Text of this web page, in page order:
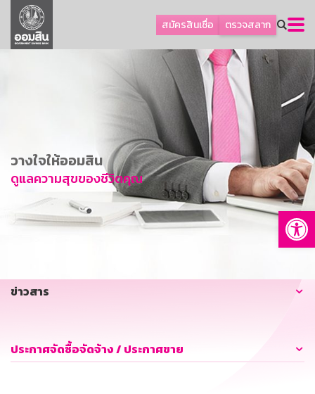
สมัครสินเชื่อ ตรวจสลาก
ลูกค้าธุรกิจ
ลูกค้าผู้ประกอบรายย่อย
การพัฒนาที่ยั่งยืน
ข่าวสาร
บริการทางการเงิน
อื่นๆ
วางใจให้ออมสิน
ดูแลความสุขของชีวิตคุณ
ข่าวสาร
ประกาศจัดซื้อจัดจ้าง / ประกาศขาย